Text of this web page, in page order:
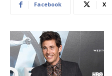
Facebook X